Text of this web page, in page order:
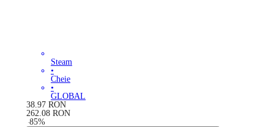
Steam
•
Cheie
•
GLOBAL
38.97 RON
262.08 RON
-85%